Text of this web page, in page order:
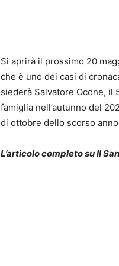
Si aprirà il prossimo 20
che è uno dei casi di
siederà Salvatore Ocone, il
famiglia nell’autunno del
di ottobre dello scorso
L’articolo completo su Il